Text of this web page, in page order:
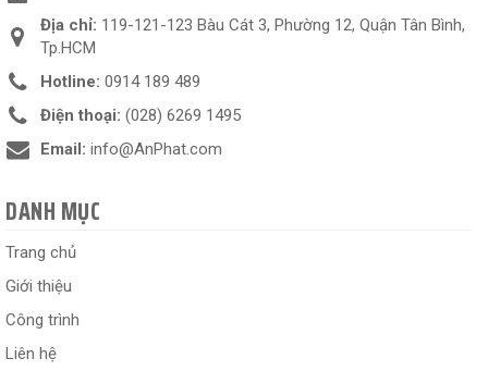
Địa chỉ: 119-121-123 Bàu Cát 3, Phường 12, Quận Tân Bình,
Tp.HCM
Hotline: 0914 189 489
Điện thoại: (028) 6269 1495
Email: info@AnPhat.com
DANH MỤC
Trang chủ
Giới thiệu
Công trình
Liên hệ